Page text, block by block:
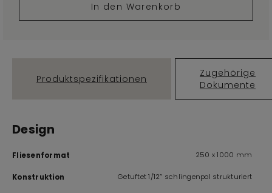
In den Warenkorb
Produktspezifikationen
Zugehörige
Dokumente
Design
Fliesenformat 250 x 1000 mm
Konstruktion Getuftet 1/12” schlingenpol strukturiert